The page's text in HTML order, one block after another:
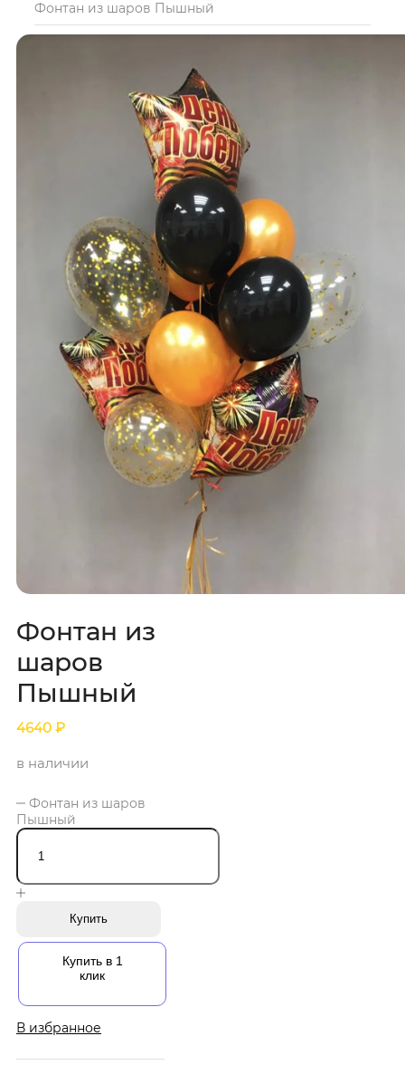
Фонтан из шаров Пышный
Фонтан из
шаров
Пышный
4640 ₽
в наличии
Фонтан из шаров
Пышный
Купить
Купить в 1
клик
В избранное